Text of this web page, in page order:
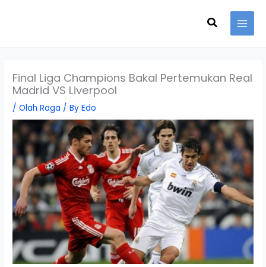
Search
Final Liga Champions Bakal Pertemukan Real
Madrid VS Liverpool
/Olah Raga / ByEdo